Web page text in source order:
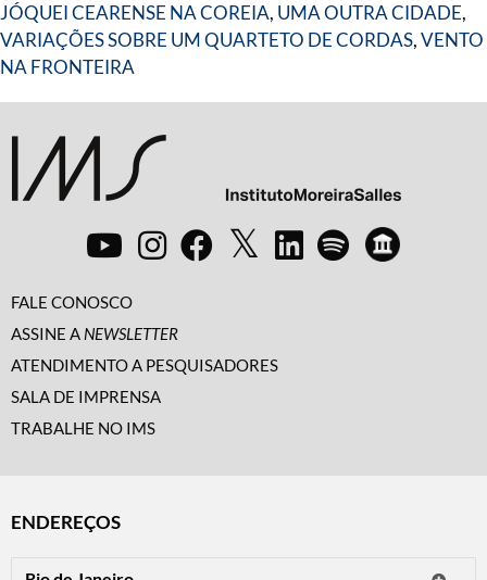
JÓQUEI CEARENSE NA COREIA, UMA OUTRA CIDADE,
VARIAÇÕES SOBRE UM QUARTETO DE CORDAS,VENTO
NA FRONTEIRA
FALE CONOSCO
ASSINE A NEWSLETTER
ATENDIMENTO A PESQUISADORES
SALA DE IMPRENSA
TRABALHE NO IMS
ENDEREÇOS